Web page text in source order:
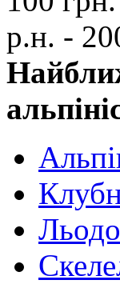
р.н. -